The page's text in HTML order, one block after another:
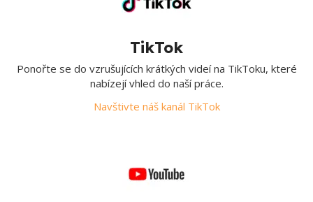
TikTok
Ponořte se do vzrušujících krátkých videí na TikToku, které
nabízejí vhled do naší práce.
Navštivte náš kanál TikTok